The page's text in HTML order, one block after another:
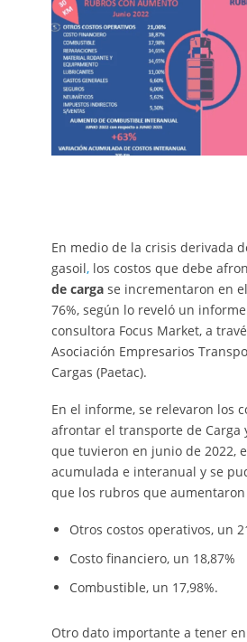
En medio de la crisis derivada
gasoil,los costos que debe
de cargase incrementaron en
76%, según lo reveló un
consultora Focus Market, a
Asociación Empresarios
Cargas (Paetac).
En el informe, se relevaron los
afrontar el transporte de Carga
que tuvieron en junio de 2022,
acumulada e interanual y se
que los rubros que aumentaron
Otros costos operativos, un
Costo financiero, un 18,87%
Combustible, un 17,98%.
Otro dato importante a tener